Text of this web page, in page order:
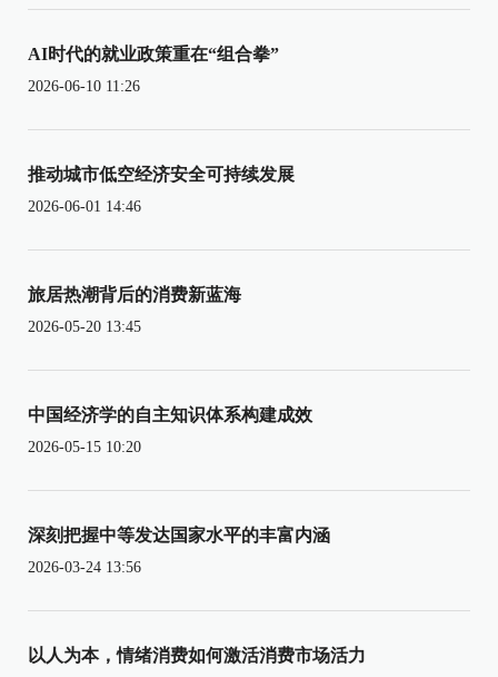
AI时代的就业政策重在“组合拳”
2026-06-10 11:26
推动城市低空经济安全可持续发展
2026-06-01 14:46
旅居热潮背后的消费新蓝海
2026-05-20 13:45
中国经济学的自主知识体系构建成效
2026-05-15 10:20
深刻把握中等发达国家水平的丰富内涵
2026-03-24 13:56
以人为本，情绪消费如何激活消费市场活力